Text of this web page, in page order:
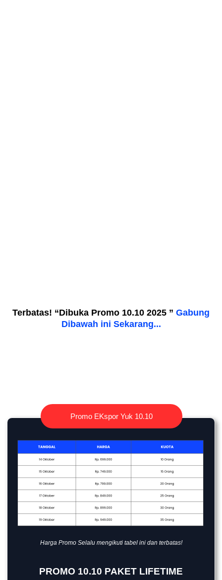
Terbatas! “Dibuka Promo 10.10 2025 ” Gabung
Dibawah ini Sekarang...
Promo EKspor Yuk 10.10
Harga Promo Selalu mengikuti tabel ini dan terbatas!
PROMO 10.10 PAKET LIFETIME